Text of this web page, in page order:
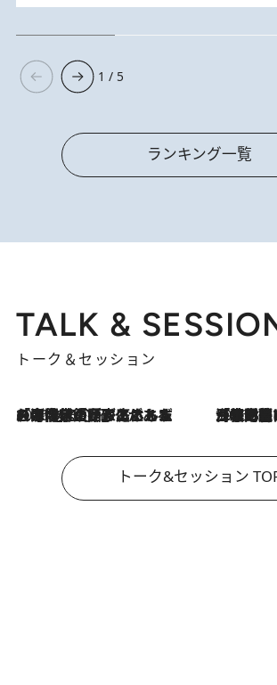
1 / 5
ランキング一覧
TALK &
トーク＆セッション
2026.8.3
「今後値上げがあるとすれば…」「リスクがあるのは今年の冬」エネルギー専門家が語る、ホルムズ海峡封鎖が家庭にもたらす“ある心配” 2026.8.3
「住宅建てられない…」「サーチャージ料の高値が続いている」ホルムズ海峡封鎖によ
トーク&セッション